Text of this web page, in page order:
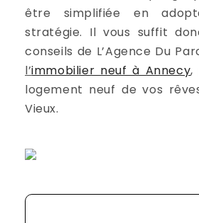
être simplifiée en
stratégie. Il vous suffit
conseils de L’Agence Du
l’immobilier neuf à Annecy,
logement neuf de vos
Vieux.